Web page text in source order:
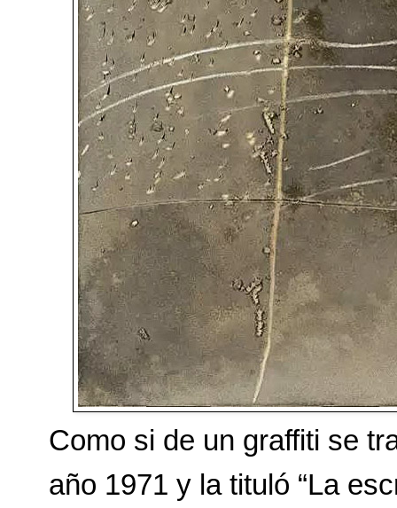
Como si de un graffiti se
año 1971 y la tituló “La